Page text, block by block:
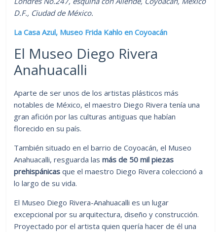
D.F., Ciudad de México.
La Casa Azul, Museo Frida Kahlo en Coyoacán
El Museo Diego Rivera
Anahuacalli
Aparte de ser unos de los artistas plásticos más
notables de México, el maestro Diego Rivera tenía una
gran afición por las culturas antiguas que habían
florecido en su país.
También situado en el barrio de Coyoacán, el Museo
Anahuacalli, resguarda lasmás de 50 mil piezas
prehispánicas que el maestro Diego Rivera coleccionó a
lo largo de su vida.
El Museo Diego Rivera-Anahuacalli es un lugar
excepcional por su arquitectura, diseño y construcción.
Proyectado por el artista quien quería hacer de él una